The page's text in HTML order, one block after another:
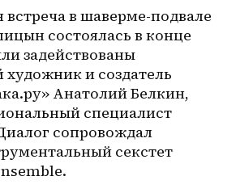
встреча в шаверме-подвале
состоялась в конце
задействованы
и создатель
Анатолий Белкин,
специалист
сопровождал
секстет